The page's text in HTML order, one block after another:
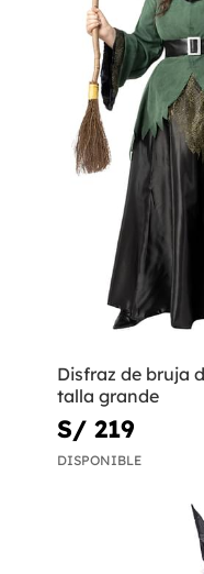
Disfraz de bruja
talla grande
S/ 219
DISPONIBLE